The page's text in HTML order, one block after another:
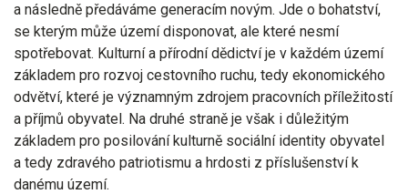
a následně předáváme generacím novým. Jde o bohatství,
se kterým může území disponovat, ale které nesmí
spotřebovat. Kulturní a přírodní dědictví je v každém území
základem pro rozvoj cestovního ruchu, tedy ekonomického
odvětví, které je významným zdrojem pracovních příležitostí
a příjmů obyvatel. Na druhé straně je však i důležitým
základem pro posilování kulturně sociální identity obyvatel
a tedy zdravého patriotismu a hrdosti z příslušenství k
danému území.